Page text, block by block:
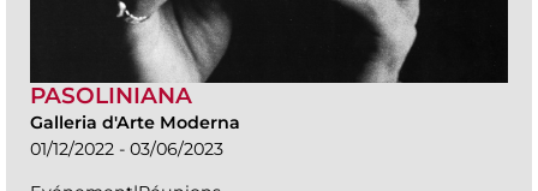
PASOLINIANA
Galleria d'Arte Moderna
01/12/2022 - 03/06/2023